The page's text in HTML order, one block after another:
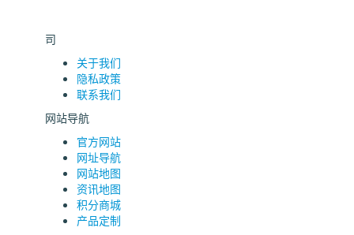
司
关于我们
隐私政策
联系我们
网站导航
官方网站
网址导航
网站地图
资讯地图
积分商城
产品定制